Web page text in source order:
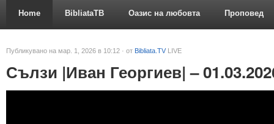
Home BibliataTB Оазис на любовта Проповед
Публикувано на мар. 1, 2026 в 10:12 · от Bibliata.TV LIVE
Сълзи |Иван Георгиев| –